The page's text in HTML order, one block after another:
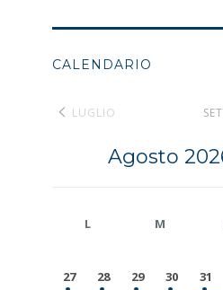
CALENDARIO
LUGLIO
Agosto
L M
27 28 29 30 31